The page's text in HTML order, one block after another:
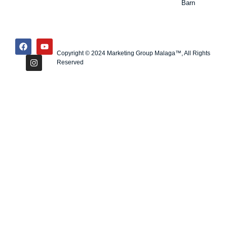
Barn
Copyright © 2024 Marketing Group Malaga™, All Rights
Reserved